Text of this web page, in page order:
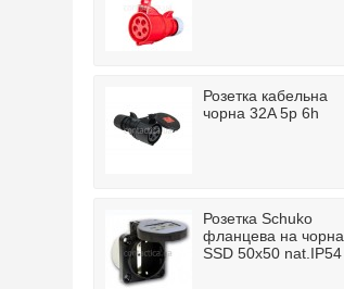
Розетка кабельна
чорна 32A 5p 6h
Розетка Schuko
фланцева на чорна
SSD 50x50 nat.IP54